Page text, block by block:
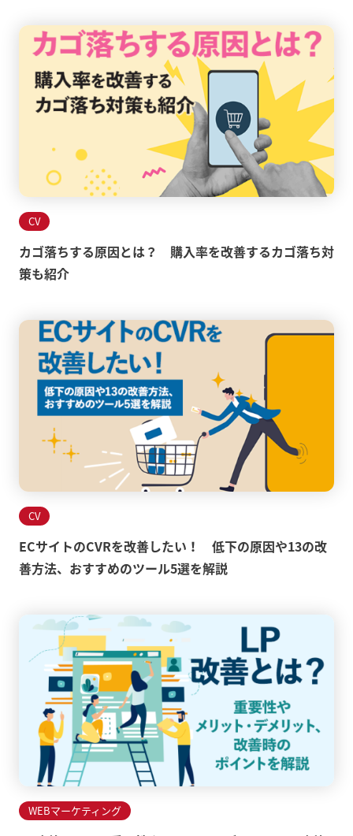
CV
カゴ落ちする原因とは？ 購入率を改善するカゴ落ち対
策も紹介
CV
ECサイトのCVRを改善したい！ 低下の原因や13の改
善方法、おすすめのツール5選を解説
WEBマーケティング